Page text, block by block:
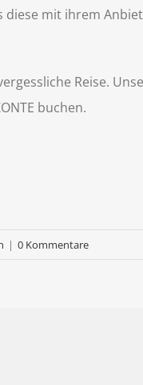
mit ihrem
Reise.
buchen.
| 0 Kommentare